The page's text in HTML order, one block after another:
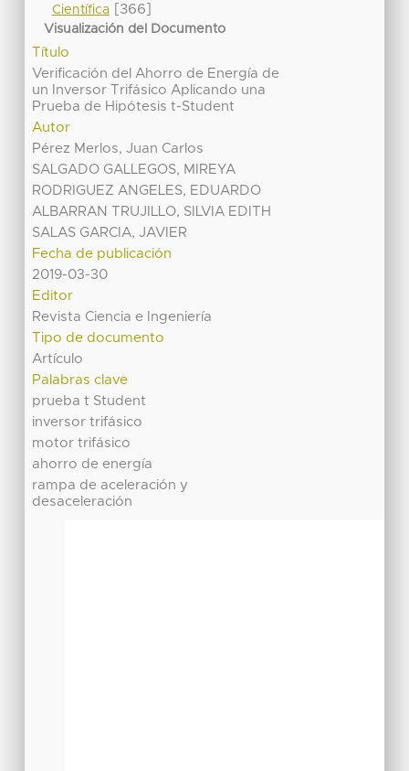
Científica[366]
Visualización del Documento
Título
Verificación del Ahorro de Energía de
un Inversor Trifásico Aplicando una
Prueba de Hipótesis t-Student
Autor
Pérez Merlos, Juan Carlos
SALGADO GALLEGOS, MIREYA
RODRIGUEZ ANGELES, EDUARDO
ALBARRAN TRUJILLO, SILVIA EDITH
SALAS GARCIA, JAVIER
Fecha de publicación
2019-03-30
Editor
Revista Ciencia e Ingeniería
Tipo de documento
Artículo
Palabras clave
prueba t Student
inversor trifásico
motor trifásico
ahorro de energía
rampa de aceleración y
desaceleración